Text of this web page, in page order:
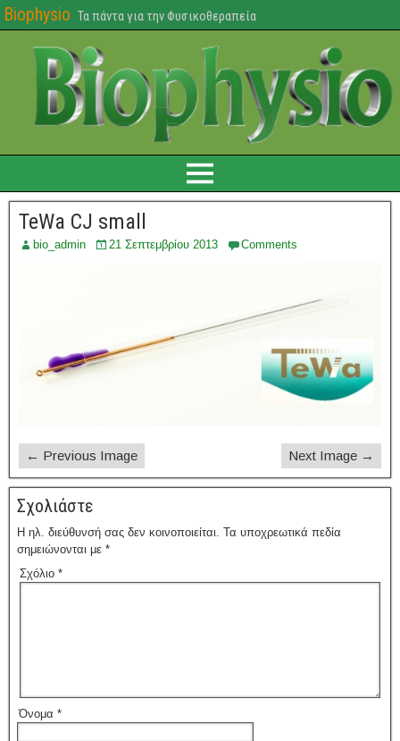
Biophysio Τα πάντα για την Φυσικοθεραπεία
TeWa CJ small
bio_admin 21 Σεπτεμβρίου 2013 Comments
← Previous Image Next Image →
Σχολιάστε
Η ηλ. διεύθυνσή σας δεν κοινοποιείται. Τα υποχρεωτικά πεδία
σημειώνονται με *
Σχόλιο *
Όνομα *